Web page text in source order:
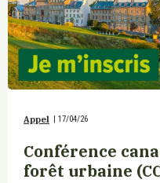
Appel 17/04/26
Conférence
forêt urbaine